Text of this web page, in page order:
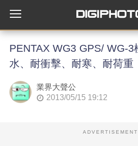
PENTAX WG3 GPS/ WG-3
水、耐衝擊、耐寒、耐荷重
業界大聲公
2013/05/15 19:12
ADVERTISEMENT